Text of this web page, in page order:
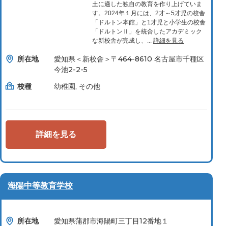
土に適した独自の教育を作り上げていま
す。2024年１月には、2才～5才児の校舎
「ドルトン本館」と1才児と小学生の校舎
「ドルトンⅡ」を統合したアカデミック
な新校舎が完成し、... 詳細を見る
所在地
愛知県＜新校舎＞〒464-8610 名古屋市千種区
今池2-2-5
校種
幼稚園, その他
詳細を見る
海陽中等教育学校
所在地
愛知県蒲郡市海陽町三丁目12番地１